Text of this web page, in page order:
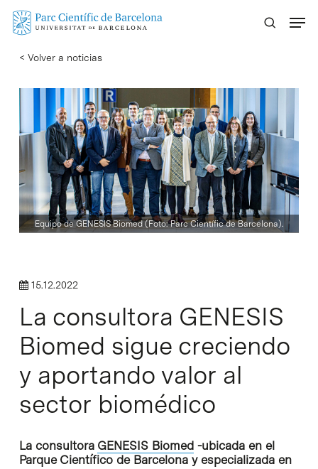
Skip
content
< Volver a noticias
Equipo de GENESIS Biomed (Foto: Parc Científic de Barcelona).
15.12.2022
La consultora GENESIS
Biomed sigue creciendo
y aportando valor al
sector biomédico
La consultora GENESIS Biomed-ubicada en el
Parque Científico de Barcelona y especializada en